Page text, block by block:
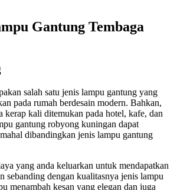
Gantung Tembaga
salah satu jenis lampu gantung yang
pada rumah berdesain modern. Bahkan,
kerap kali ditemukan pada hotel, kafe, dan
gantung robyong kuningan dapat
dibandingkan jenis lampu gantung
yang anda keluarkan untuk mendapatkan
sebanding dengan kualitasnya jenis lampu
menambah kesan yang elegan dan juga